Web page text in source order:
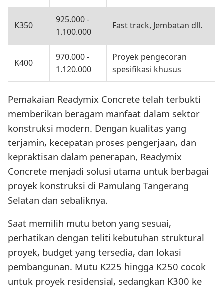
K350
925.000 -
1.100.000
Fast track, Jembatan dll.
K400
970.000 -
1.120.000
Proyek pengecoran
spesifikasi khusus
Pemakaian Readymix Concrete telah terbukti
memberikan beragam manfaat dalam sektor
konstruksi modern. Dengan kualitas yang
terjamin, kecepatan proses pengerjaan, dan
kepraktisan dalam penerapan, Readymix
Concrete menjadi solusi utama untuk berbagai
proyek konstruksi di Pamulang Tangerang
Selatan dan sebaliknya.
Saat memilih mutu beton yang sesuai,
perhatikan dengan teliti kebutuhan struktural
proyek, budget yang tersedia, dan lokasi
pembangunan. Mutu K225 hingga K250 cocok
untuk proyek residensial, sedangkan K300 ke